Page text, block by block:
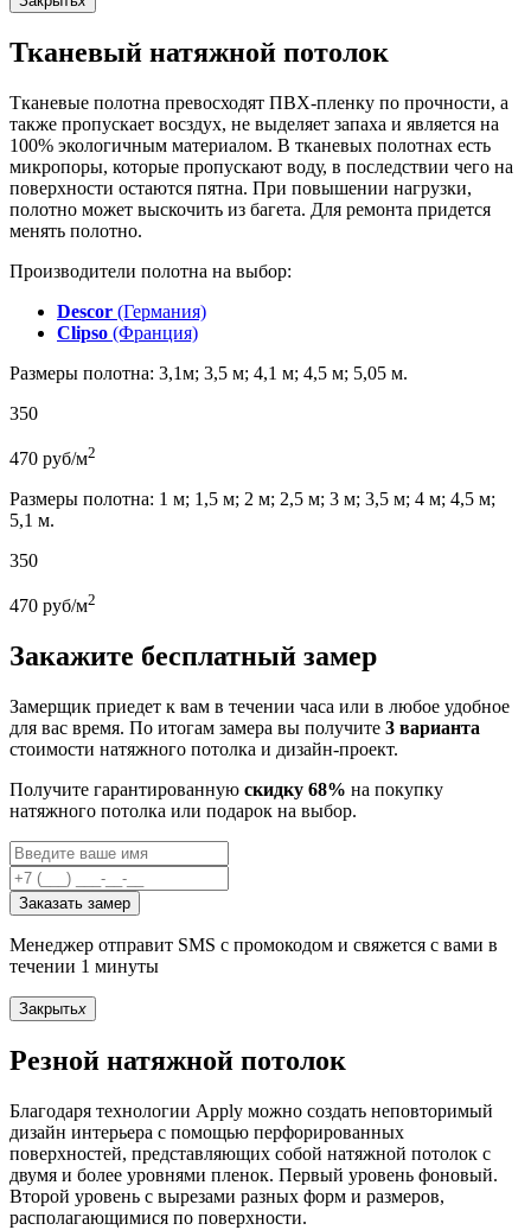
Тканевый натяжной потолок
Тканевые полотна превосходят ПВХ-пленку по прочности, а
также пропускает восздух, не выделяет запаха и является на
100% экологичным материалом. В тканевых полотнах есть
микропоры, которые пропускают воду, в последствии чего на
поверхности остаются пятна. При повышении нагрузки,
полотно может выскочить из багета. Для ремонта придется
менять полотно.
Производители полотна на выбор:
Descor (Германия)
Clipso (Франция)
Размеры полотна: 3,1м; 3,5 м; 4,1 м; 4,5 м; 5,05 м.
350
470 руб/м2
Размеры полотна: 1 м; 1,5 м; 2 м; 2,5 м; 3 м; 3,5 м; 4 м; 4,5 м;
5,1 м.
350
470 руб/м2
Закажите бесплатный замер
Замерщик приедет к вам в течении часа или в любое удобное
для вас время. По итогам замера вы получите 3 варианта
стоимости натяжного потолка и дизайн-проект.
Получите гарантированную скидку 68% на покупку
натяжного потолка или подарок на выбор.
Заказать замер
Менеджер отправит SMS с промокодом и свяжется с вами в
течении 1 минуты
Закрытьx
Резной натяжной потолок
Благодаря технологии Apply можно создать неповторимый
дизайн интерьера с помощью перфорированных
поверхностей, представляющих собой натяжной потолок с
двумя и более уровнями пленок. Первый уровень фоновый.
Второй уровень с вырезами разных форм и размеров,
располагающимися по поверхности.